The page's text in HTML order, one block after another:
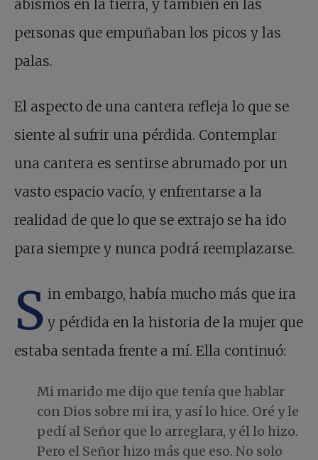
abismos en la tierra, y también en las
personas que empuñaban los picos y las
palas.
El aspecto de una cantera refleja lo que se
siente al sufrir una pérdida. Contemplar
una cantera es sentirse abrumado por un
vasto espacio vacío, y enfrentarse a la
realidad de que lo que se extrajo se ha ido
para siempre y nunca podrá reemplazarse.
S in embargo, había mucho más que ira
y pérdida en la historia de la mujer que
estaba sentada frente a mí. Ella continuó:
Mi marido me dijo que tenía que hablar
con Dios sobre mi ira, y así lo hice. Oré y le
pedí al Señor que lo arreglara, y él lo hizo.
Pero el Señor hizo más que eso. No solo